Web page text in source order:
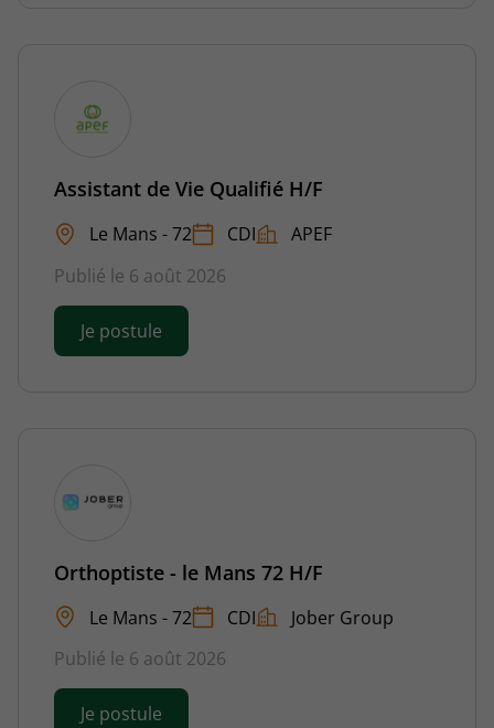
Assistant de Vie Qualifié H/F
Le Mans - 72 CDI
APEF
Publié le 6 août 2026
Je postule
Orthoptiste - le Mans 72 H/F
Le Mans - 72 CDI
Jober Group
Publié le 6 août 2026
Je postule